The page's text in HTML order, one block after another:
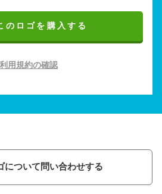
のロゴを購入する
利用規約の確認
について問い合わせする